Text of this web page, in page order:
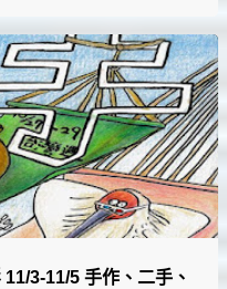
3-11/5 手作、二手、